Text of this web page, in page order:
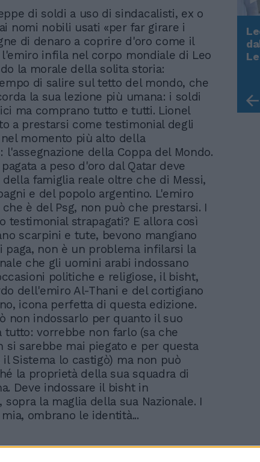
di soldi a uso di sindacalisti, ex o
nomi nobili usati «per far girare i
di denaro a coprire d'oro come il
infila nel corpo mondiale di Leo
la morale della solita storia:
di salire sul tetto del mondo, che
la sua lezione più umana: i soldi
ma comprano tutto e tutti. Lionel
a prestarsi come testimonial degli
momento più alto della
l'assegnazione della Coppa del Mondo.
a peso d'oro dal Qatar deve
della famiglia reale oltre che di Messi,
e del popolo argentino. L'emiro
che è del Psg, non può che prestarsi. I
testimonial strapagati? E allora così
scarpini e tute, bevono mangiano
paga, non è un problema infilarsi la
che gli uomini arabi indossano
politiche e religiose, il bisht,
dell'emiro Al-Thani e del cortigiano
icona perfetta di questa edizione.
non indossarlo per quanto il suo
tutto: vorrebbe non farlo (sa che
si sarebbe mai piegato e per questa
Sistema lo castigò) ma non può
la proprietà della sua squadra di
Deve indossare il bisht in
sopra la maglia della sua Nazionale. I
ombrano le identità...
Rudy Giuliani a Come States?
Trump, Meloni e la strategia
americana